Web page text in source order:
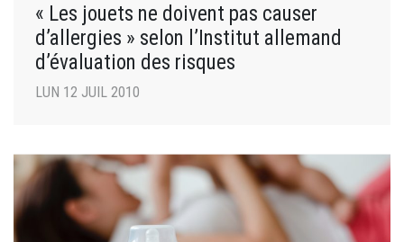
« Les jouets ne doivent pas causer
d’allergies » selon l’Institut allemand
d’évaluation des risques
LUN 12 JUIL 2010